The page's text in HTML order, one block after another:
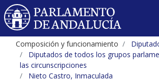
Composición y funcionamiento
Diputados de todos los grupos
las circunscripciones
Nieto Castro, Inmaculada